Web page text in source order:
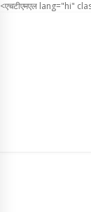
<एचटीएमएल lang="hi"